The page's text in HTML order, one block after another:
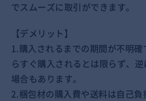
でスムーズに取引ができます。
【デメリット】
1.購入されるまでの期間が不明
らすぐ購入されるとは限らず、
場合もあります。
2.梱包材の購入費や送料は自己